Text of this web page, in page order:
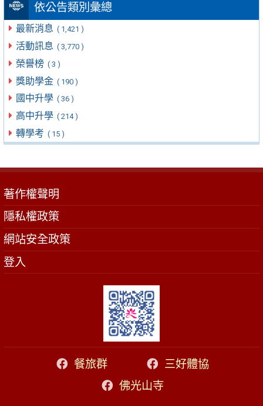
依公告類別彙總
最新消息 ( 1,421 )
活動訊息 ( 3,770 )
榮譽榜 ( 3 )
獎助學金 ( 190 )
國中升學 ( 36 )
高中升學 ( 214 )
轉學考 ( 15 )
著作權聲明
隱私權政策
網站安全政策
登入
餐旅群
三好體協
佛光山寺